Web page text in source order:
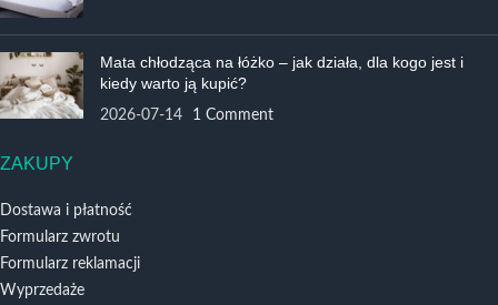
Mata chłodząca na łóżko – jak działa, dla kogo jest i
kiedy warto ją kupić?
2026-07-14 1 Comment
ZAKUPY
Dostawa i płatność
Formularz zwrotu
Formularz reklamacji
Wyprzedaże